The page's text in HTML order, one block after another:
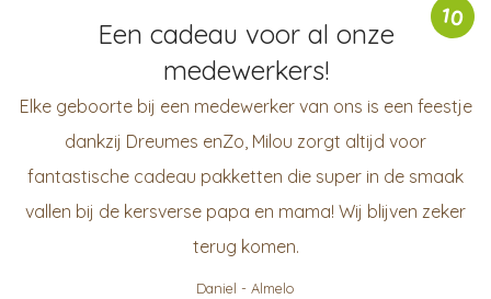
10
Een cadeau voor al onze
medewerkers!
Elke geboorte bij een medewerker van ons is een feestje
dankzij Dreumes enZo, Milou zorgt altijd voor
fantastische cadeau pakketten die super in de smaak
vallen bij de kersverse papa en mama! Wij blijven zeker
terug komen.
Daniel - Almelo